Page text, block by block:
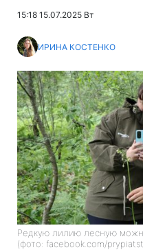
15:18 15.07.2025 Вт
ИРИНА КОСТЕНКО
Редкую лилию лесную
(фото: facebook.com/